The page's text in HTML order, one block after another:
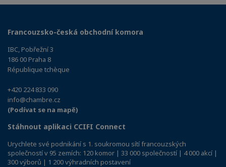
Francouzsko-česká obchodní komora
IBC, Pobřežní 3
186 00 Praha 8
République tchèque
+420 224 833 090
info@chambre.cz
(Podívat se na mapě)
Stáhnout aplikaci CCIFI Connect
Urychlete své podnikání s 1. soukromou sítí francouzských
společností v 95 zemích: 120 komor | 33 000 společností | 4 000 akcí |
300 výborů | 1 200 výhradních postavení